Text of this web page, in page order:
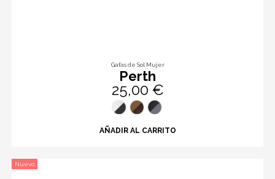
Gafas de Sol Mujer
Perth
25,00 €
AÑADIR AL CARRITO
Nuevo